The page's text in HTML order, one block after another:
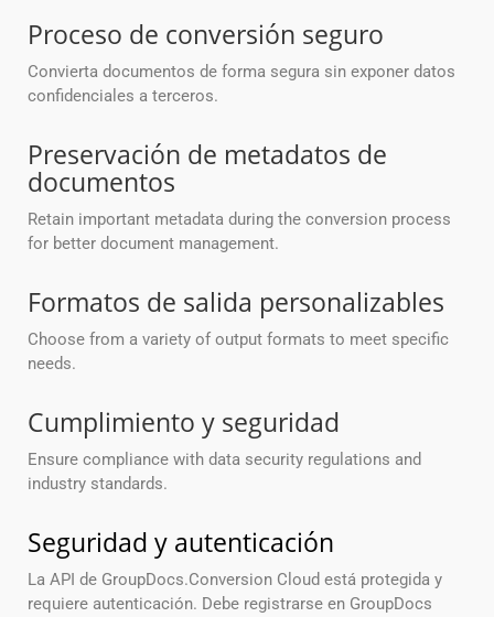
Proceso de conversión seguro
Convierta documentos de forma segura sin exponer datos
confidenciales a terceros.
Preservación de metadatos de
documentos
Retain important metadata during the conversion process
for better document management.
Formatos de salida personalizables
Choose from a variety of output formats to meet specific
needs.
Cumplimiento y seguridad
Ensure compliance with data security regulations and
industry standards.
Seguridad y autenticación
La API de GroupDocs.Conversion Cloud está protegida y
requiere autenticación. Debe registrarse en GroupDocs